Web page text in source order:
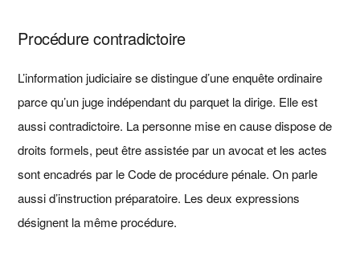
Procédure contradictoire
L’information judiciaire se distingue d’une enquête ordinaire
parce qu’un juge indépendant du parquet la dirige. Elle est
aussi contradictoire. La personne mise en cause dispose de
droits formels, peut être assistée par un avocat et les actes
sont encadrés par le Code de procédure pénale. On parle
aussi d’instruction préparatoire. Les deux expressions
désignent la même procédure.